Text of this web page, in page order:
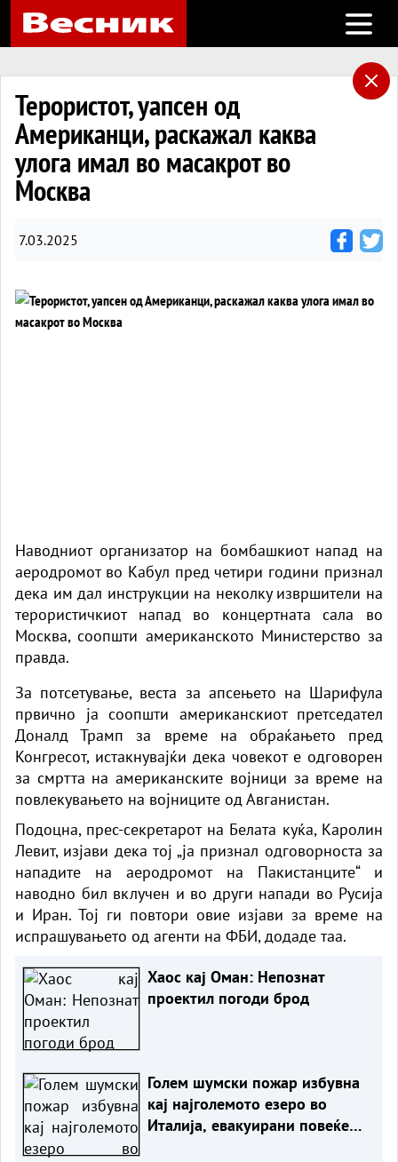
Open
Терористот, уапсен од
Американци, раскажал каква
улога имал во масакрот во
Москва
7.03.2025
Наводниот организатор на бомбашкиот напад на
аеродромот во Кабул пред четири години признал
дека им дал инструкции на неколку извршители на
терористичкиот напад во концертната сала во
Москва, соопшти американското Министерство за
правда.
За потсетување, веста за апсењето на Шарифула
првично ја соопшти американскиот претседател
Доналд Трамп за време на обраќањето пред
Конгресот, истакнувајќи дека човекот е одговорен
за смртта на американските војници за време на
повлекувањето на војниците од Авганистан.
Подоцна, прес-секретарот на Белата куќа, Каролин
Левит, изјави дека тој „ја признал одговорноста за
нападите на аеродромот на Пакистанците“ и
наводно бил вклучен и во други напади во Русија
и Иран. Тој ги повтори овие изјави за време на
испрашувањето од агенти на ФБИ, додаде таа.
Хаос кај Оман: Непознат
проектил погоди брод
Голем шумски пожар избувна
кај најголемото езеро во
Италија, евакуирани повеќе